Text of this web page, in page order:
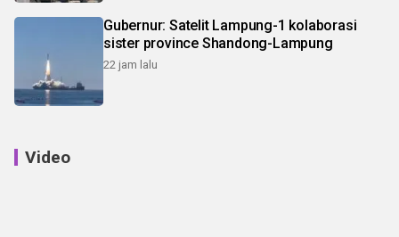
Gubernur: Satelit Lampung-1 kolaborasi
sister province Shandong-Lampung
22 jam lalu
Video